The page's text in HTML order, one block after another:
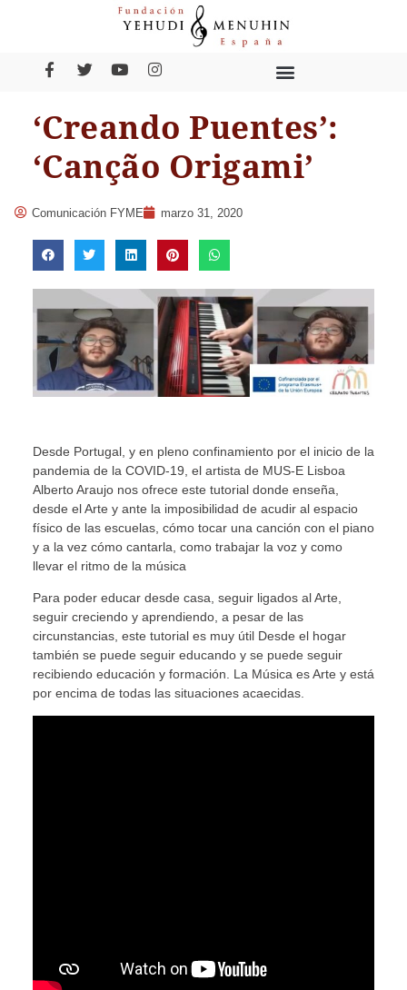
‘Creando Puentes’:
‘Canção Origami’
Comunicación FYME marzo 31, 2020
Desde Portugal, y en pleno confinamiento por el inicio de la
pandemia de la COVID-19, el artista de MUS-E Lisboa
Alberto Araujo nos ofrece este tutorial donde enseña,
desde el Arte y ante la imposibilidad de acudir al espacio
físico de las escuelas, cómo tocar una canción con el piano
y a la vez cómo cantarla, como trabajar la voz y como
llevar el ritmo de la música
Para poder educar desde casa, seguir ligados al Arte,
seguir creciendo y aprendiendo, a pesar de las
circunstancias, este tutorial es muy útil Desde el hogar
también se puede seguir educando y se puede seguir
recibiendo educación y formación. La Música es Arte y está
por encima de todas las situaciones acaecidas.